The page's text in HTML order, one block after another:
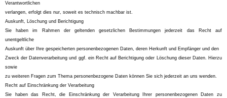
Verantwortlichen
verlangen, erfolgt dies nur, soweit es technisch machbar ist.
Auskunft, Löschung und Berichtigung
Sie haben im Rahmen der geltenden gesetzlichen Bestimmungen jederzeit das Recht auf
unentgeltliche
Auskunft über Ihre gespeicherten personenbezogenen Daten, deren Herkunft und Empfänger und den
Zweck der Datenverarbeitung und ggf. ein Recht auf Berichtigung oder Löschung dieser Daten. Hierzu
sowie
zu weiteren Fragen zum Thema personenbezogene Daten können Sie sich jederzeit an uns wenden.
Recht auf Einschränkung der Verarbeitung
Sie haben das Recht, die Einschränkung der Verarbeitung Ihrer personenbezogenen Daten zu